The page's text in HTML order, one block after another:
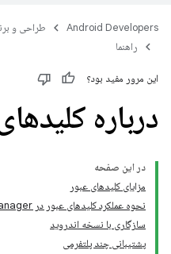
Android Developers طراحی و
راهنما
این مرور مفید بود؟
درباره
در این صفحه
مزایای کلیدهای عبور
نحوه عملکرد کلیدهای عبور در Credential Manager
سازگاری با نسخه اندروید
پشتیبانی چند پلتفرمی